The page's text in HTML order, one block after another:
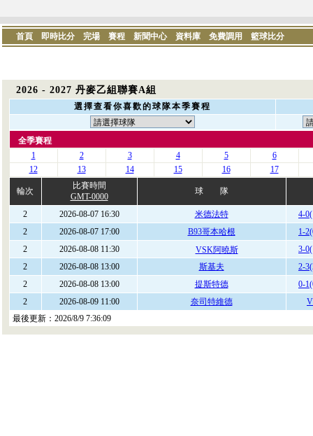
首頁 即時比分 完場 賽程 新聞中心 資料庫 免費調用 籃球比分
2026 - 2027 丹麥乙組聯賽A組
選擇查看你喜歡的球隊本季賽程
全季賽程
1
2 3 4 5
6
12
13 14 15 16 17
輪次
比賽時間
GMT-0000
球 隊
2 2026-08-07 16:30 米德法特
4-
2
2026-08-07 17:00 B93哥本哈根
1-
2
2026-08-08 11:30 VSK阿曉斯
3-
2
2026-08-08 13:00 斯基夫
2-
2
2026-08-08 13:00 提斯特德
0-
2
2026-08-09 11:00 奈司特維德
最後更新： 2026/8/9 7:36:09